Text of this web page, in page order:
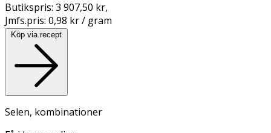
Butikspris: 3 907,50 kr,
Jmfs.pris: 0,98 kr / gram
Köp via recept
Selen, kombinationer